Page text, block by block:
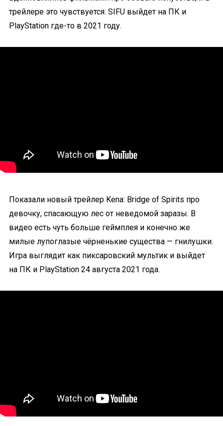
трейлере это чувствуется. SIFU выйдет на ПК и
PlayStation где-то в 2021 году.
Показали новый трейлер Kena: Bridge of Spirits про
девочку, спасающую лес от неведомой заразы. В
видео есть чуть больше геймплея и конечно же
милые лупоглазые чёрненькие существа — гнилушки.
Игра выглядит как пиксаровский мультик и выйдет
на ПК и PlayStation 24 августа 2021 года.